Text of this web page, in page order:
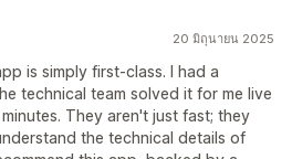
20 มิถุนายน 2025
is simply first-class. I had a
technical team solved it for me live
They aren't just fast; they
the technical details of